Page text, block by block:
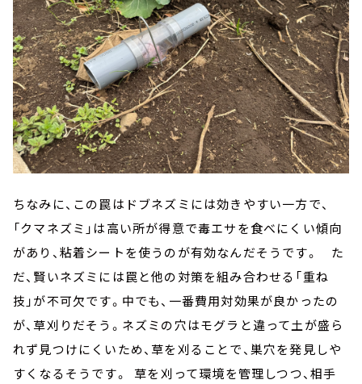
ちなみに、この罠はドブネズミには効きやすい一方で、
「クマネズミ」は高い所が得意で毒エサを食べにくい傾向
があり、粘着シートを使うのが有効なんだそうです。 た
だ、賢いネズミには罠と他の対策を組み合わせる「重ね
技」が不可欠です。中でも、一番費用対効果が良かったの
が、草刈りだそう。ネズミの穴はモグラと違って土が盛ら
れず見つけにくいため、草を刈ることで、巣穴を発見しや
すくなるそうです。
草を刈って環境を管理しつつ、相手